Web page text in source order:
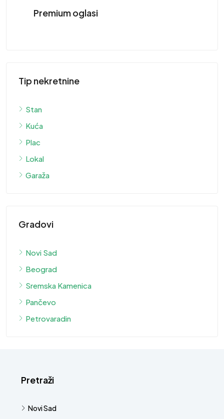
Premium oglasi
Tip nekretnine
Stan
Kuća
Plac
Lokal
Garaža
Gradovi
Novi Sad
Beograd
Sremska Kamenica
Pančevo
Petrovaradin
Pretraži
Novi Sad